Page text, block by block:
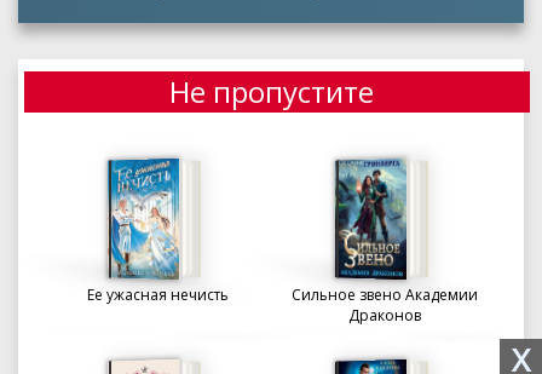
Не пропустите
Ее ужасная нечисть
Сильное звено Академии
Драконов
X